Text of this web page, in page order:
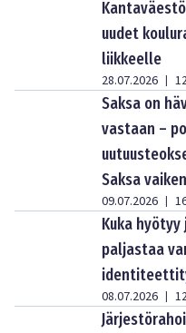
uudet
liikkeelle
28.07.2026 |
Saksa on
vastaan –
Saksa
09.07.2026 |
Kuka
paljastaa
08.07.2026 |